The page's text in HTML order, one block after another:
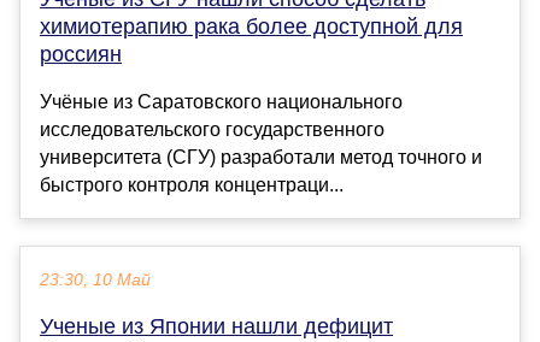
химиотерапию рака более доступной для
россиян
Учёные из Саратовского национального
исследовательского государственного
университета (СГУ) разработали метод точного и
быстрого контроля концентраци...
23:30, 10 Май
Ученые из Японии нашли дефицит